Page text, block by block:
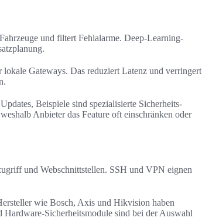
und filtert Fehlalarme. Deep-Learning-
Gateways. Das reduziert Latenz und verringert
Beispiele sind spezialisierte Sicherheits-
Anbieter das Feature oft einschränken oder
und Webschnittstellen. SSH und VPN eignen
wie Bosch, Axis und Hikvision haben
Sicherheitsmodule sind bei der Auswahl